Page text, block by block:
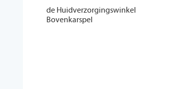
de Huidverzorgingswinkel
Bovenkarspel